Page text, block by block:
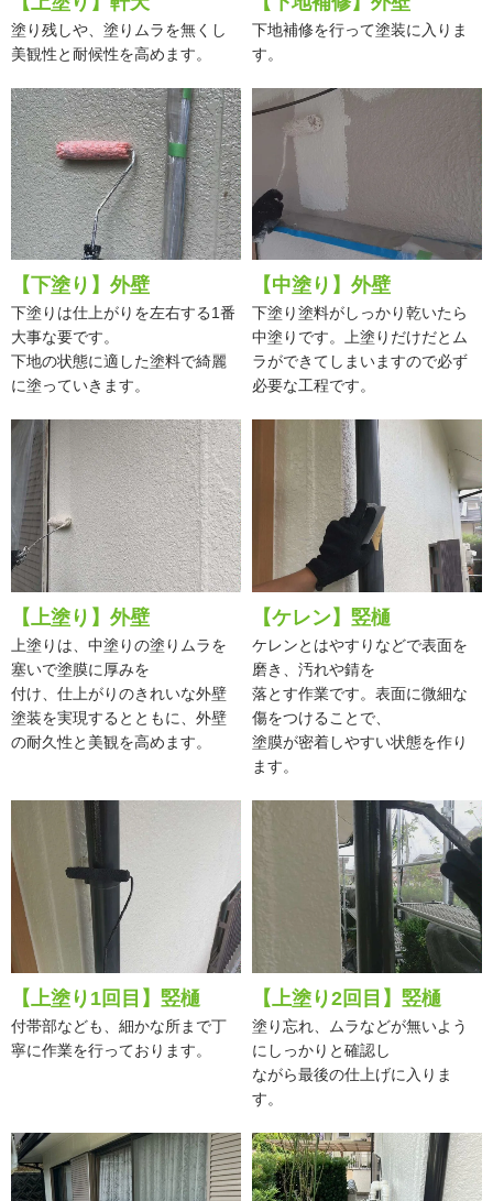
塗り残しや、塗りムラを無くし
美観性と耐候性を高めます。
下地補修を行って塗装に入りま
す。
【下塗り】外壁
下塗りは仕上がりを左右する1番
大事な要です。
下地の状態に適した塗料で綺麗
に塗っていきます。
【中塗り】外壁
下塗り塗料がしっかり乾いたら
中塗りです。上塗りだけだとム
ラができてしまいますので必ず
必要な工程です。
【上塗り】外壁
上塗りは、中塗りの塗りムラを
塞いで塗膜に厚みを
付け、仕上がりのきれいな外壁
塗装を実現するとともに、外壁
の耐久性と美観を高めます。
【ケレン】竪樋
ケレンとはやすりなどで表面を
磨き、汚れや錆を
落とす作業です。表面に微細な
傷をつけることで、
塗膜が密着しやすい状態を作り
ます。
【上塗り1回目】竪樋
付帯部なども、細かな所まで丁
寧に作業を行っております。
【上塗り2回目】竪樋
塗り忘れ、ムラなどが無いよう
にしっかりと確認し
ながら最後の仕上げに入りま
す。